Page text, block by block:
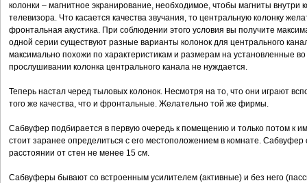
колонки – магнитное экранирование, необходимое, чтобы магниты внутри
телевизора. Что касается качества звучания, то центральную колонку
фронтальная акустика. При соблюдении этого условия вы получите
одной серии существуют разные варианты колонок для центрального
максимально похожи по характеристикам и размерам на установленные
прослушивании колонка центрального канала не нуждается.
Теперь настал черед тыловых колонок. Несмотря на то, что они играют
того же качества, что и фронтальные. Желательно той же фирмы.
Сабвуфер подбирается в первую очередь к помещению и только потом к
стоит заранее определиться с его местоположением в комнате.
расстоянии от стен не менее 15 см.
Сабвуферы бывают со встроенным усилителем (активные) и без него